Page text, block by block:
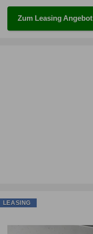
Zum Leasing Angebot
LEASING